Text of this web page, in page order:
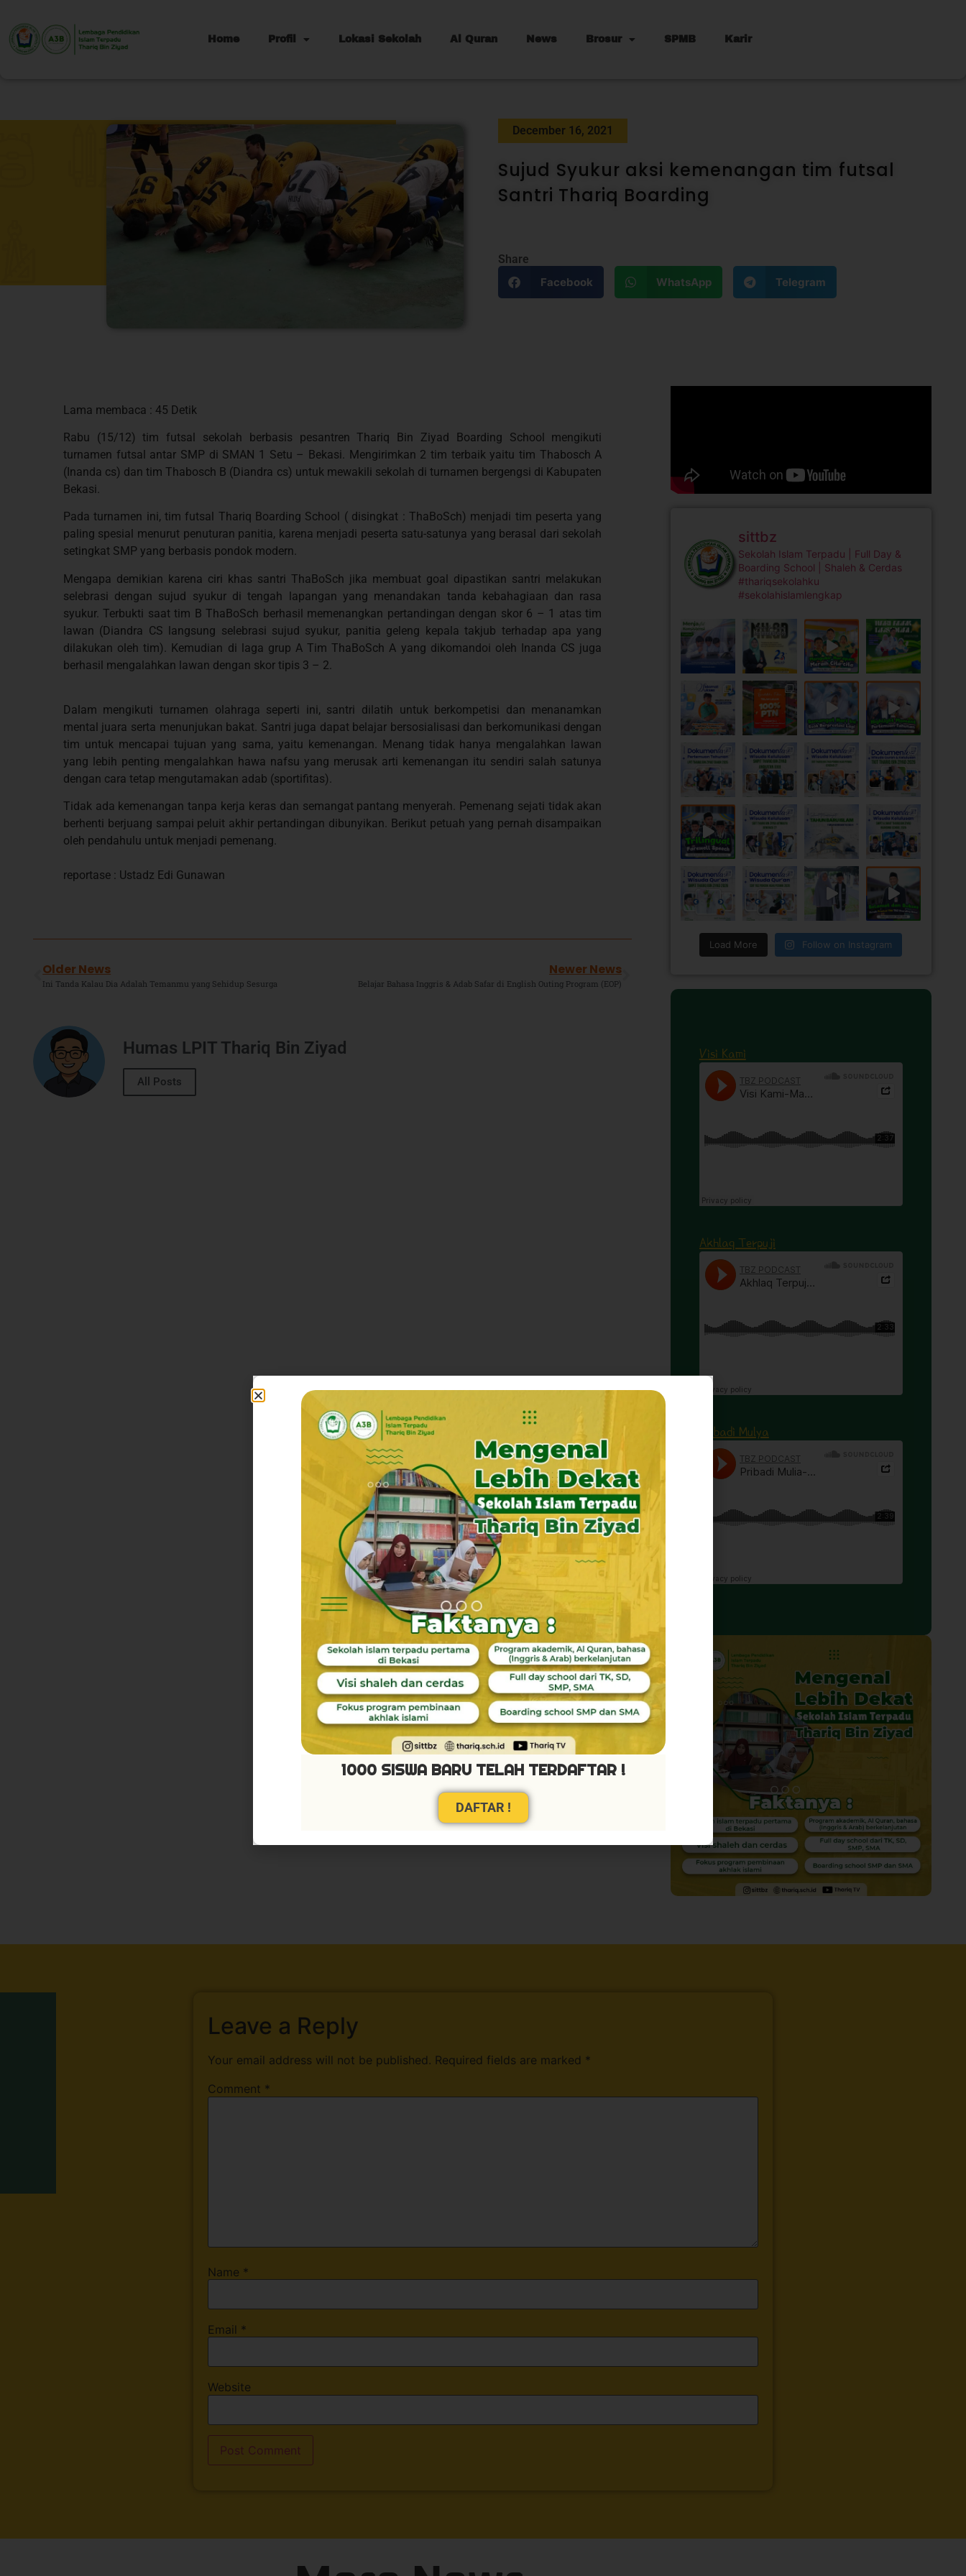
Home Profil Lokasi Sekolah Al Quran News Brosur SPMB Karir
December 16, 2021
Sujud Syukur aksi kemenangan tim futsal
Santri Thariq Boarding
Share
Facebook
WhatsApp Telegram
Lama membaca : 45 Detik
Rabu (15/12) tim futsal sekolah berbasis pesantren Thariq Bin Ziyad Boarding School mengikuti
turnamen futsal antar SMP di SMAN 1 Setu – Bekasi. Mengirimkan 2 tim terbaik yaitu tim Thabosch A
(Inanda cs) dan tim Thabosch B (Diandra cs) untuk mewakili sekolah di turnamen bergengsi di Kabupaten
Bekasi.
Pada turnamen ini, tim futsal Thariq Boarding School ( disingkat : ThaBoSch) menjadi tim peserta yang
paling spesial menurut penuturan panitia, karena menjadi peserta satu-satunya yang berasal dari sekolah
setingkat SMP yang berbasis pondok modern.
Mengapa demikian karena ciri khas santri ThaBoSch jika membuat goal dipastikan santri melakukan
selebrasi dengan sujud syukur di tengah lapangan yang menandakan tanda kebahagiaan dan rasa
syukur. Terbukti saat tim B ThaBoSch berhasil memenangkan pertandingan dengan skor 6 – 1 atas tim
lawan (Diandra CS langsung selebrasi sujud syukur, panitia geleng kepala takjub terhadap apa yang
dilakukan oleh tim). Kemudian di laga grup A Tim ThaBoSch A yang dikomandoi oleh Inanda CS juga
berhasil mengalahkan lawan dengan skor tipis 3 – 2.
Dalam mengikuti turnamen olahraga seperti ini, santri dilatih untuk berkompetisi dan menanamkan
mental juara serta menunjukan bakat. Santri juga dapat belajar bersosialisasi dan berkomunikasi dengan
tim untuk mencapai tujuan yang sama, yaitu kemenangan. Menang tidak hanya mengalahkan lawan
yang lebih penting mengalahkan hawa nafsu yang merusak arti kemenangan itu sendiri salah satunya
dengan cara tetap mengutamakan adab (sportifitas).
Tidak ada kemenangan tanpa kerja keras dan semangat pantang menyerah. Pemenang sejati tidak akan
berhenti berjuang sampai peluit akhir pertandingan dibunyikan. Berikut petuah yang pernah disampaikan
oleh pendahulu untuk menjadi pemenang.
reportase : Ustadz Edi Gunawan
Older News
Ini Tanda Kalau Dia Adalah Temanmu yang Sehidup Sesurga
Newer News
Belajar Bahasa Inggris & Adab Safar di English Outing Program (EOP)
Humas LPIT Thariq Bin Ziyad
All Posts
sittbz
Sekolah Islam Terpadu | Full Day &
Boarding School | Shaleh & Cerdas
#thariqsekolahku
#sekolahislamlengkap
Load More Follow on Instagram
Visi Kami
Akhlaq Terpuji
Pribadi Mulya
Leave a Reply
Your email address will not be published. Required fields are marked *
Comment *
Name *
Email *
Website
1000 SISWA BARU TELAH TERDAFTAR !
DAFTAR !